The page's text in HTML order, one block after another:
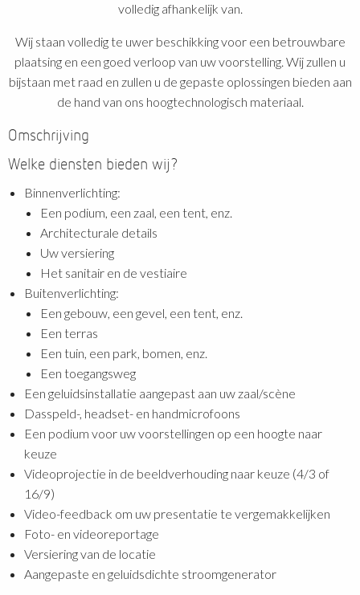
volledig afhankelijk van.
Wij staan volledig te uwer beschikking voor een betrouwbare
plaatsing en een goed verloop van uw voorstelling. Wij zullen u
bijstaan met raad en zullen u de gepaste oplossingen bieden aan
de hand van ons hoogtechnologisch materiaal.
Omschrijving
Welke diensten bieden wij?
Binnenverlichting:
Een podium, een zaal, een tent, enz.
Architecturale details
Uw versiering
Het sanitair en de vestiaire
Buitenverlichting:
Een gebouw, een gevel, een tent, enz.
Een terras
Een tuin, een park, bomen, enz.
Een toegangsweg
Een geluidsinstallatie aangepast aan uw zaal/scène
Dasspeld-, headset- en handmicrofoons
Een podium voor uw voorstellingen op een hoogte naar
keuze
Videoprojectie in de beeldverhouding naar keuze (4/3 of
16/9)
Video-feedback om uw presentatie te vergemakkelijken
Foto- en videoreportage
Versiering van de locatie
Aangepaste en geluidsdichte stroomgenerator